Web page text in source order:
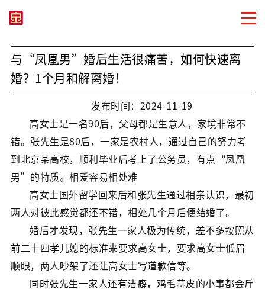
与“凤凰男”婚后生活很痛苦，如何快速离
婚？1个月和解离婚！
发布时间：2024-11-19
高女士是一名90后，父母都是生意人，家境非常不
错。张先生是80后，一家是农村人，通过自己的努力考
到北京某高校，顺利毕业后考上了公务员，有点“凤凰
男”的特质。相爱容易相处难
高女士国外留学回来后和张先生通过相亲认识，最初
两人对彼此感觉都还不错，相处几个月后便结婚了。
婚后才发现，张先生一家人极为传统，差不多按照从
前二十四孝儿媳的标准来要求高女士，要求高女士低眉
顺眼，两人吵架了还让高女士写道歉信等。
同时张先生一家人还有洁癖，鸡毛蒜皮的小事都会斤